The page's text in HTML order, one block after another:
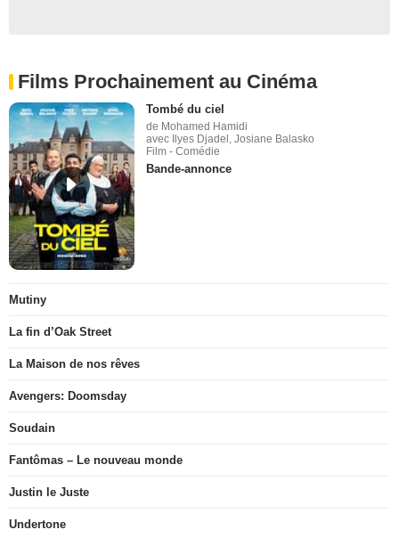
Films Prochainement au Cinéma
Tombé du ciel
de Mohamed Hamidi
avec Ilyes Djadel, Josiane Balasko
Film - Comédie
Bande-annonce
Mutiny
La fin d’Oak Street
La Maison de nos rêves
Avengers: Doomsday
Soudain
Fantômas – Le nouveau monde
Justin le Juste
Undertone